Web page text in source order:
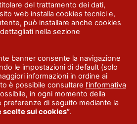
del trattamento dei dati,
web installa cookies tecnici e,
può installare anche cookies
nella sezione
banner consente la navigazione
le impostazioni di default (solo
informazioni in ordine ai
è possibile consultare l’informativa
in ogni momento della
preferenze di seguito mediante la
scelte sui cookies”.